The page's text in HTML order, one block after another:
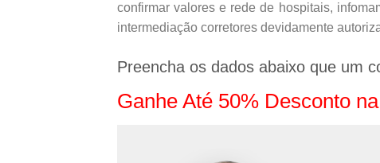
confirmar valores e rede de hospitais,
intermediação corretores devidamente
Preencha os dados abaixo que um
Ganhe Até 50% Desconto